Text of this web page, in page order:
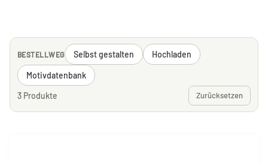
BESTELLWEG Selbst gestalten Hochladen
Motivdatenbank
3 Produkte
Zurücksetzen